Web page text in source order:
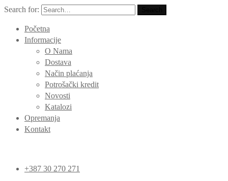
Search for:
Početna
Informacije
O Nama
Dostava
Način plaćanja
Potrošački kredit
Novosti
Katalozi
Opremanja
Kontakt
+387 30 270 271